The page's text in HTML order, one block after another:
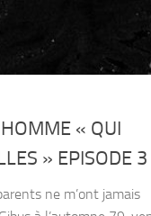
« QUI
» EPISODE 3
ne m’ont jamais